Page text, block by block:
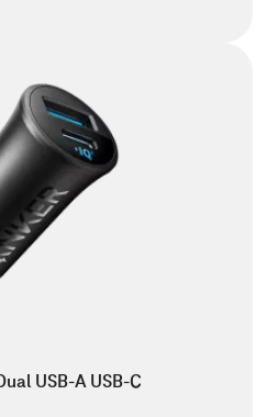
USB-A USB-C